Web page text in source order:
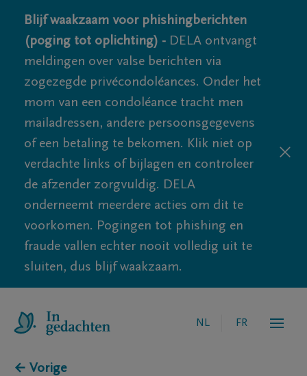
Blijf waakzaam voor phishingberichten
(poging tot oplichting) - DELA ontvangt
meldingen over valse berichten via
zogezegde privécondoléances. Onder het
mom van een condoléance tracht men
mailadressen, andere persoonsgegevens
of een betaling te bekomen. Klik niet op
verdachte links of bijlagen en controleer
de afzender zorgvuldig. DELA
onderneemt meerdere acties om dit te
voorkomen. Pogingen tot phishing en
fraude vallen echter nooit volledig uit te
sluiten, dus blijf waakzaam.
NL FR
← Vorige